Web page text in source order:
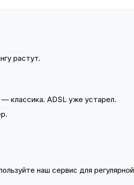
растут.
классика. ADSL уже устарел.
наш сервис для регулярной